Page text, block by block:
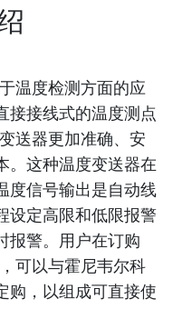
温度检测方面的应
接接线式的温度测点
送器更加准确、安
。这种温度变送器在
度信号输出是自动线
设定高限和低限报警
报警。用户在订购
可以与霍尼韦尔科
购，以组成可直接使